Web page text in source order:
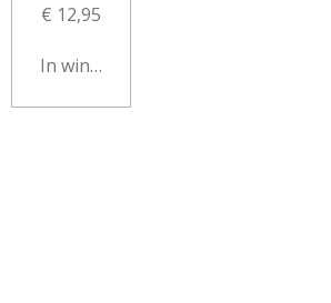
€ 12,95
In winkelwagen